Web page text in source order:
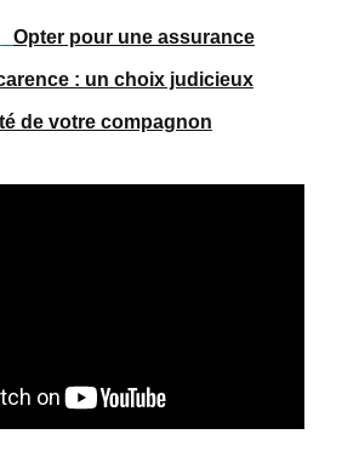
Opter pour une assurance
: un choix judicieux
de votre compagnon